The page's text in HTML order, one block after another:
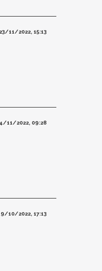
23/11/2022, 15:13
11/2022, 09:28
10/2022, 17:13